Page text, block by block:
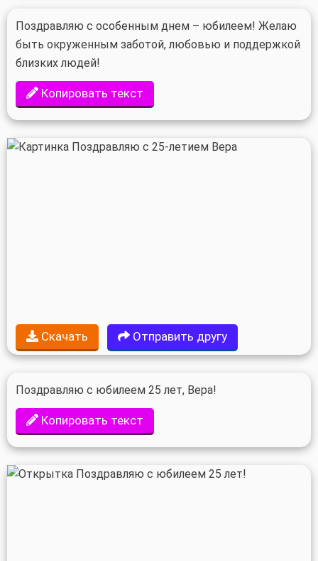
Поздравляю с особенным днем – юбилеем! Желаю
быть окруженным заботой, любовью и поддержкой
близких людей!
Копировать текст
Скачать Отправить другу
Поздравляю с юбилеем 25 лет, Вера!
Копировать текст